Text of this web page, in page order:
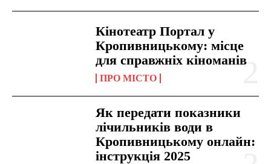
Кінотеатр Портал у
Кропивницькому: місце
для справжніх кіноманів
ПРО МІСТО
Як передати показники
лічильників води в
Кропивницькому онлайн:
інструкція 2025